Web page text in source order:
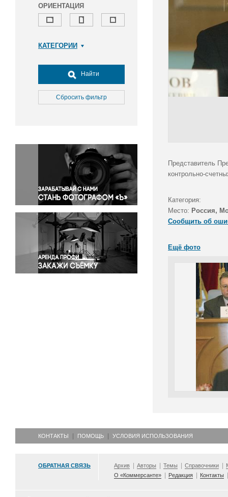
ОРИЕНТАЦИЯ
КАТЕГОРИИ
Досуг, туризм и отдых
Культура
Медицина
Окружающая среда
Политика
Правосудие
Происшествия и конфликты
Религия
Светская жизнь
Спорт
Экология
Экономика и бизнес
Найти
Сбросить фильтр
Представитель
контрольно-
Категория:
Место: Россия,
Сообщить об
Ещё фото
КОНТАКТЫ ПОМОЩЬ УСЛОВИЯ ИСПОЛЬЗОВАНИЯ
ОБРАТНАЯ СВЯЗЬ Архив Авторы Темы Справочники
О «Коммерсанте»
Редакция Контакты